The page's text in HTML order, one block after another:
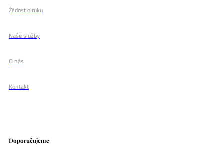
Žádost o ruku
Naše služby
O nás
Kontakt
Doporučujeme